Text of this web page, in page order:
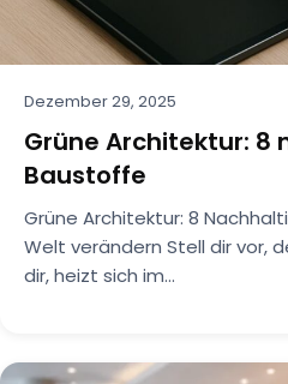
Dezember 29, 2025
Grüne Architektur: 8
Baustoffe
Grüne Architektur: 8
Welt verändern Stell dir vor,
dir, heizt sich im…